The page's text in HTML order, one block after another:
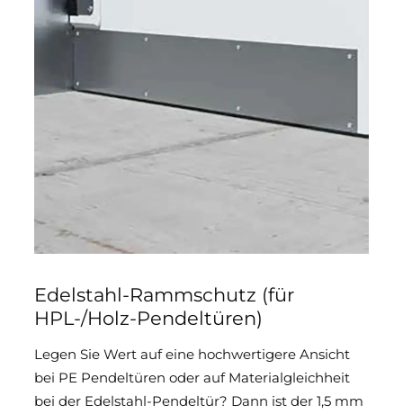
Edelstahl-Rammschutz (für
HPL-/Holz-Pendeltüren)
Legen Sie Wert auf eine hochwertigere Ansicht
bei PE Pendeltüren oder auf Materialgleichheit
bei der Edelstahl-Pendeltür? Dann ist der 1,5 mm